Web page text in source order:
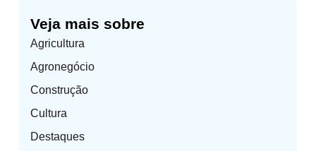
Veja mais sobre
Agricultura
Agronegócio
Construção
Cultura
Destaques